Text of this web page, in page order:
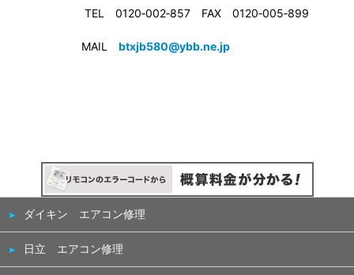
TEL 0120‐002‐857 FAX 0120‐005‐899
MAIL btxjb580@ybb.ne.jp
ダイキン エアコン修理
日立 エアコン修理